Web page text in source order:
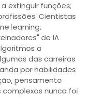
extinguir funções;
Cientistas
learning,
de IA
a
das carreiras
por habilidades
pensamento
nunca foi